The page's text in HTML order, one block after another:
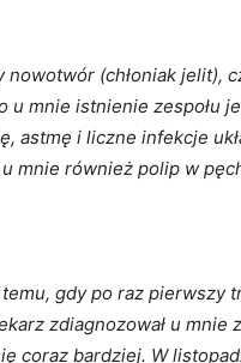
(chłoniak jelit),
u mnie istnienie zespołu
astmę i liczne infekcje
mnie również polip w
temu, gdy po raz pierwszy
zdiagnozował u
coraz bardziej. W